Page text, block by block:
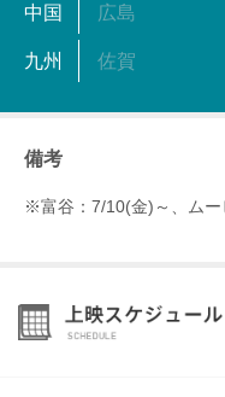
中国 広島
九州 佐賀
備考
※富谷：7/10(金)～、ムー